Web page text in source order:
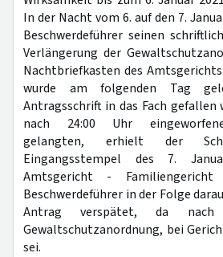
In der Nacht vom 6. auf den 7.
Beschwerdeführer seinen
Verlängerung der
Nachtbriefkasten des Amtsgerichts
wurde am folgenden Tag
Antragsschrift in das Fach gefallen
nach 24:00 Uhr
gelangten, erhielt der
Eingangsstempel des 7.
Amtsgericht -
Beschwerdeführer in der Folge
Antrag verspätet, da
Gewaltschutzanordnung, bei
sei.